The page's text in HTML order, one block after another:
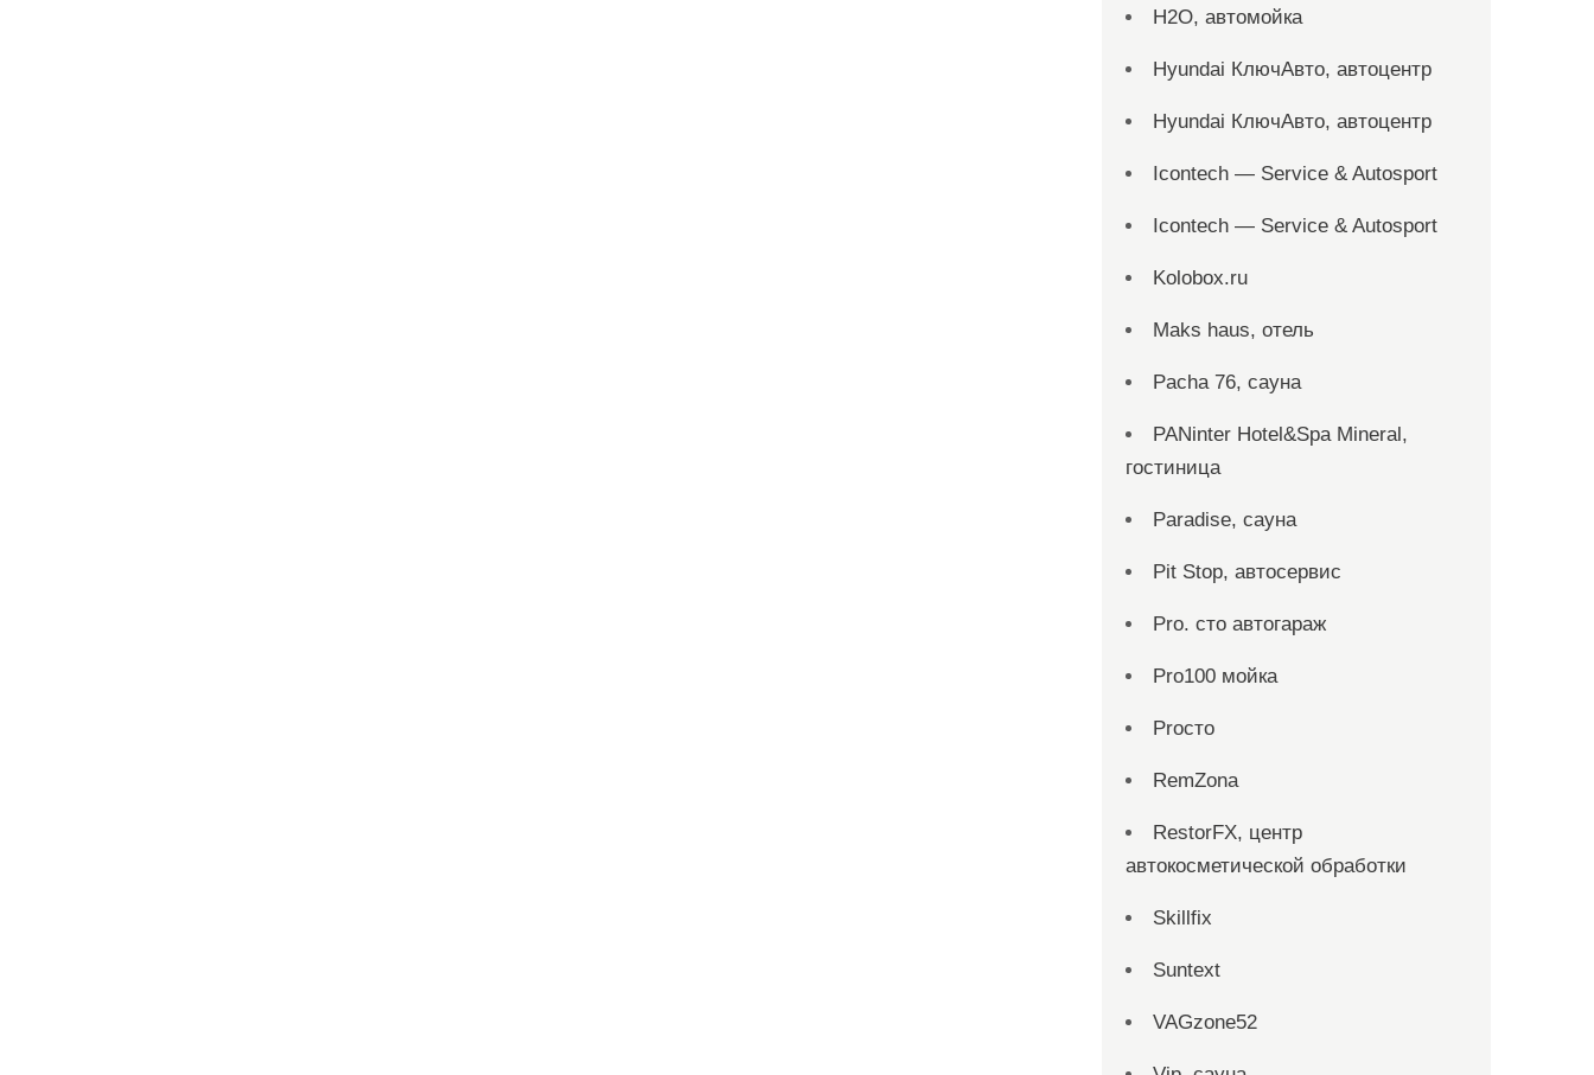
H2O, автомойка
Hyundai КлючАвто, автоцентр
Hyundai КлючАвто, автоцентр
Icontech — Service & Autosport
Icontech — Service & Autosport
Kolobox.ru
Maks haus, отель
Pacha 76, сауна
PANinter Hotel&Spa Mineral,
гостиница
Paradise, сауна
Pit Stop, автосервис
Pro. cтo автогараж
Pro100 мойка
Proсто
RemZona
RestorFX, центр
автокосметической обработки
Skillfix
Suntext
VAGzone52